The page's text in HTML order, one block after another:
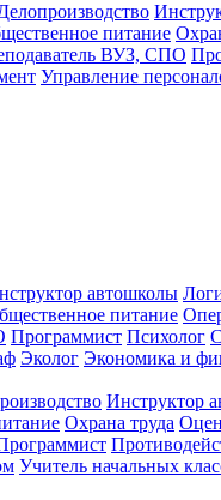
питание
ВУЗ, СПО
Управление
автошколы
питание
Программист Психолог
Эколог Экономика и
Инструктор
Охрана труда
Учитель начальных